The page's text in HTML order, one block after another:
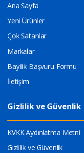
Ana Sayfa
Yeni Ürünler
Çok Satanlar
Markalar
Bayilik Başvuru Formu
İletişim
Gizlilik ve Güvenlik
KVKK Aydınlatma Metni
Gizlilik ve Güvenlik